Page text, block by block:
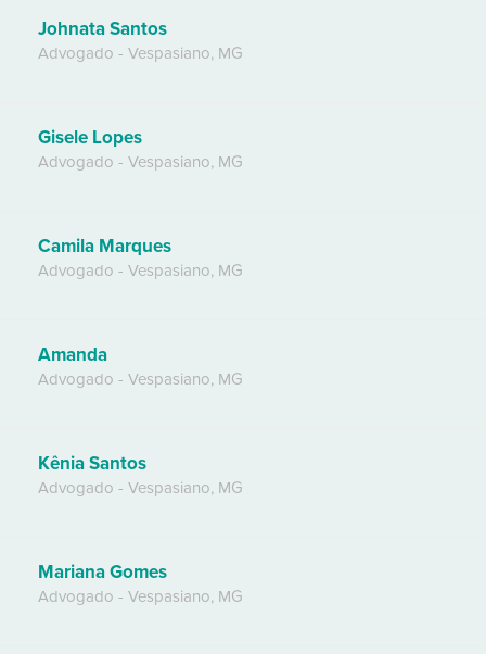
Johnata Santos
Advogado - Vespasiano, MG
Gisele Lopes
Advogado - Vespasiano, MG
Camila Marques
Advogado - Vespasiano, MG
Amanda
Advogado - Vespasiano, MG
Kênia Santos
Advogado - Vespasiano, MG
Mariana Gomes
Advogado - Vespasiano, MG